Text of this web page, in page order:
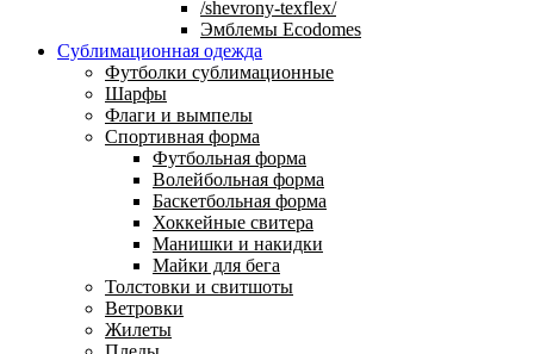
/shevrony-texflex/
Эмблемы Ecodomes
Сублимационная одежда
Футболки сублимационные
Шарфы
Флаги и вымпелы
Спортивная форма
Футбольная форма
Волейбольная форма
Баскетбольная форма
Хоккейные свитера
Манишки и накидки
Майки для бега
Толстовки и свитшоты
Ветровки
Жилеты